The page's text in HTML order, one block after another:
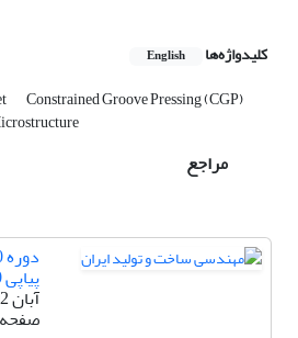
کلیدواژه‌ها English
Constrained Groove Pressing (CGP)
مراجع
پیاپی 70
آبان 1402
صفحه